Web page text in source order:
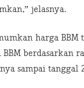
jelasnya.
harga BBM
berdasarkan
sampai tanggal